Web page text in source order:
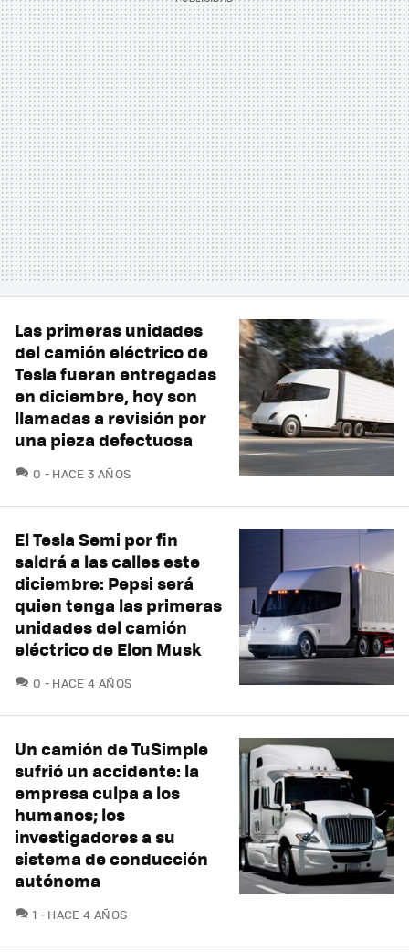
Las primeras unidades
del camión eléctrico de
Tesla fueran entregadas
en diciembre, hoy son
llamadas a revisión por
una pieza defectuosa
0 COMENTARIOS
HACE 3 AÑOS
El Tesla Semi por fin
saldrá a las calles este
diciembre: Pepsi será
quien tenga las primeras
unidades del camión
eléctrico de Elon Musk
0 COMENTARIOS
HACE 4 AÑOS
Un camión de TuSimple
sufrió un accidente: la
empresa culpa a los
humanos; los
investigadores a su
sistema de conducción
autónoma
1 COMENTARIOS
HACE 4 AÑOS